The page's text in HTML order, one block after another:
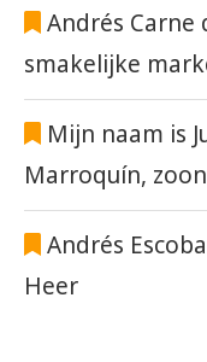
Andrés Carne
smakelijke
Mijn naam is
Marroquín,
Andrés
Heer